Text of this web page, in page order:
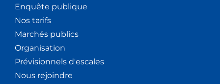
Enquête publique
Nos tarifs
Marchés publics
Organisation
Prévisionnels d'escales
Nous rejoindre